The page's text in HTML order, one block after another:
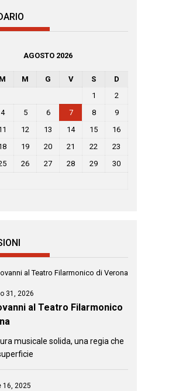
AGOSTO 2026
M M G V S
D
1
2
4 5 6 7 8
9
12 13 14 15
16
19 20 21 22
23
26 27 28 29
30
31, 2026
al Teatro Filarmonico
musicale solida, una regia che
16, 2025